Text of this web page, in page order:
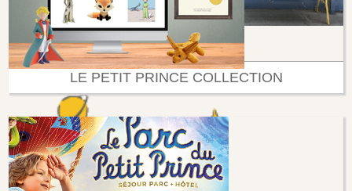
LE PETIT PRINCE COLLECTION